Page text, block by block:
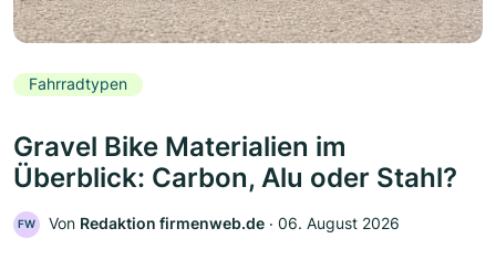
Fahrradtypen
Gravel Bike Materialien im
Überblick: Carbon, Alu oder Stahl?
FW Von Redaktion firmenweb.de ‧ 06. August 2026